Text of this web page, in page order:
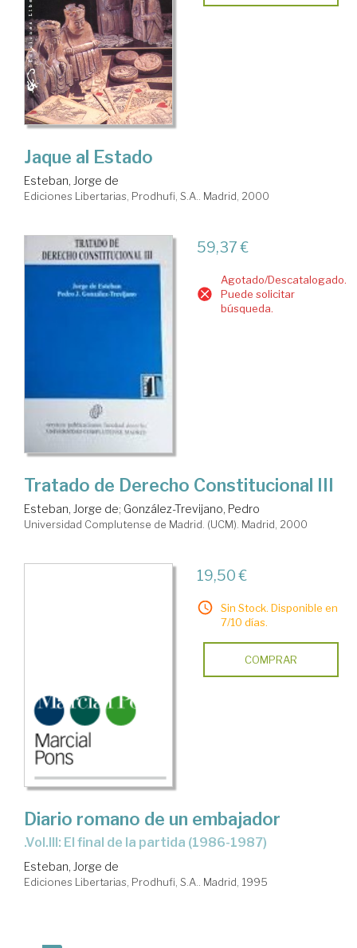
Jaque al Estado
Esteban, Jorge de
Ediciones Libertarias, Prodhufi, S.A.. Madrid, 2000
59,37 €
Agotado/Descatalogado.
Puede solicitar
búsqueda.
Tratado de Derecho Constitucional III
Esteban, Jorge de; González-Trevijano, Pedro
Universidad Complutense de Madrid. (UCM). Madrid, 2000
19,50 €
Sin Stock. Disponible en
7/10 días.
COMPRAR
Diario romano de un embajador
.Vol.III: El final de la partida (1986-1987)
Esteban, Jorge de
Ediciones Libertarias, Prodhufi, S.A.. Madrid, 1995